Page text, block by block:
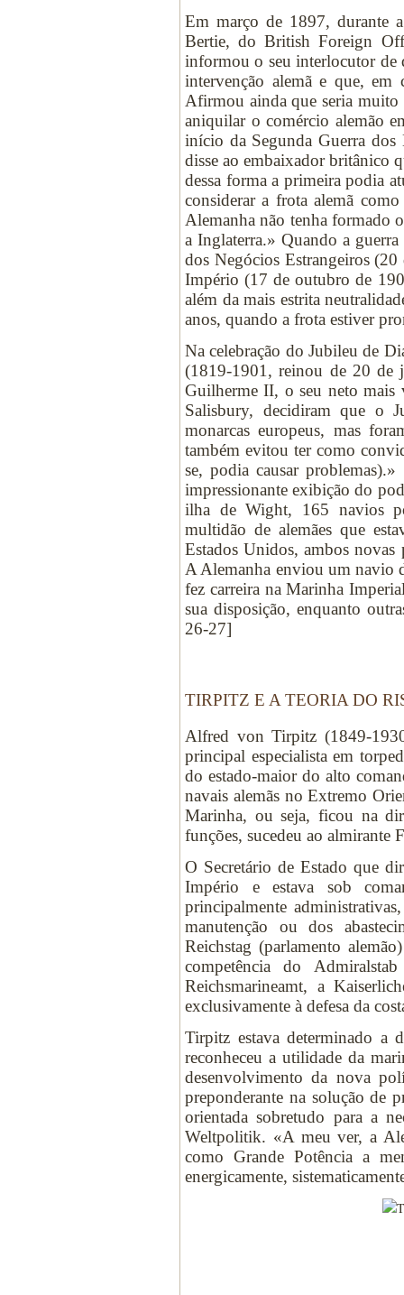
Em março de 1897, durante
Bertie, do British Foreign
informou o seu interlocutor de
intervenção alemã e que,
Afirmou ainda que seria muito
aniquilar o comércio alemão
início da Segunda Guerra
disse ao embaixador britânico
dessa forma a primeira podia
considerar a frota alemã
Alemanha não tenha formado
a Inglaterra.» Quando a
dos Negócios Estrangeiros
Império (17 de outubro de
além da mais estrita
anos, quando a frota estiver
Na celebração do Jubileu de
(1819-1901, reinou de 20 de
Guilherme II, o seu neto mais
Salisbury, decidiram que o
monarcas europeus, mas
também evitou ter como
se, podia causar
impressionante exibição do
ilha de Wight, 165 navios
multidão de alemães que
Estados Unidos, ambos novas
A Alemanha enviou um navio
fez carreira na Marinha
sua disposição, enquanto
26-27]
TIRPITZ E A TEORIA DO
Alfred von Tirpitz (1849-
principal especialista em
do estado-maior do alto
navais alemãs no Extremo
Marinha, ou seja, ficou na
funções, sucedeu ao
O Secretário de Estado que
Império e estava sob
principalmente
manutenção ou dos
Reichstag (parlamento
competência do
Reichsmarineamt, a
exclusivamente à defesa da
Tirpitz estava determinado a
reconheceu a utilidade da
desenvolvimento da nova
preponderante na solução de
orientada sobretudo para a
Weltpolitik. «A meu ver, a
como Grande Potência a
energicamente,